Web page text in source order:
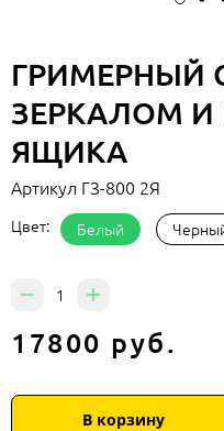
ГРИМЕРНЫЙ
ЗЕРКАЛОМ И
ЯЩИКА
Артикул ГЗ-800 2Я
Цвет: Белый
17800 руб.
В корзину